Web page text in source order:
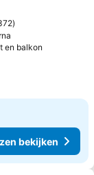
favorieten
en balkon
bekijken